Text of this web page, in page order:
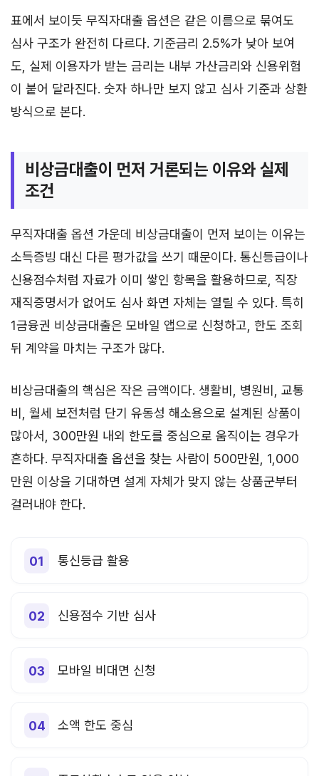
표에서 보이듯 무직자대출 옵션은 같은 이름으로 묶여도
심사 구조가 완전히 다르다. 기준금리 2.5%가 낮아 보여
도, 실제 이용자가 받는 금리는 내부 가산금리와 신용위험
이 붙어 달라진다. 숫자 하나만 보지 않고 심사 기준과 상환
방식으로 본다.
비상금대출이 먼저 거론되는 이유와 실제
조건
무직자대출 옵션 가운데 비상금대출이 먼저 보이는 이유는
소득증빙 대신 다른 평가값을 쓰기 때문이다. 통신등급이나
신용점수처럼 자료가 이미 쌓인 항목을 활용하므로, 직장
재직증명서가 없어도 심사 화면 자체는 열릴 수 있다. 특히
1금융권 비상금대출은 모바일 앱으로 신청하고, 한도 조회
뒤 계약을 마치는 구조가 많다.
비상금대출의 핵심은 작은 금액이다. 생활비, 병원비, 교통
비, 월세 보전처럼 단기 유동성 해소용으로 설계된 상품이
많아서, 300만원 내외 한도를 중심으로 움직이는 경우가
흔하다. 무직자대출 옵션을 찾는 사람이 500만원, 1,000
만원 이상을 기대하면 설계 자체가 맞지 않는 상품군부터
걸러내야 한다.
통신등급 활용
신용점수 기반 심사
모바일 비대면 신청
소액 한도 중심